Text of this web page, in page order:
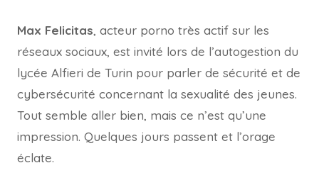
Max Felicitas, acteur porno très actif sur les
réseaux sociaux, est invité lors de l’autogestion du
lycée Alfieri de Turin pour parler de sécurité et de
cybersécurité concernant la sexualité des jeunes.
Tout semble aller bien, mais ce n’est qu’une
impression. Quelques jours passent et l’orage
éclate.